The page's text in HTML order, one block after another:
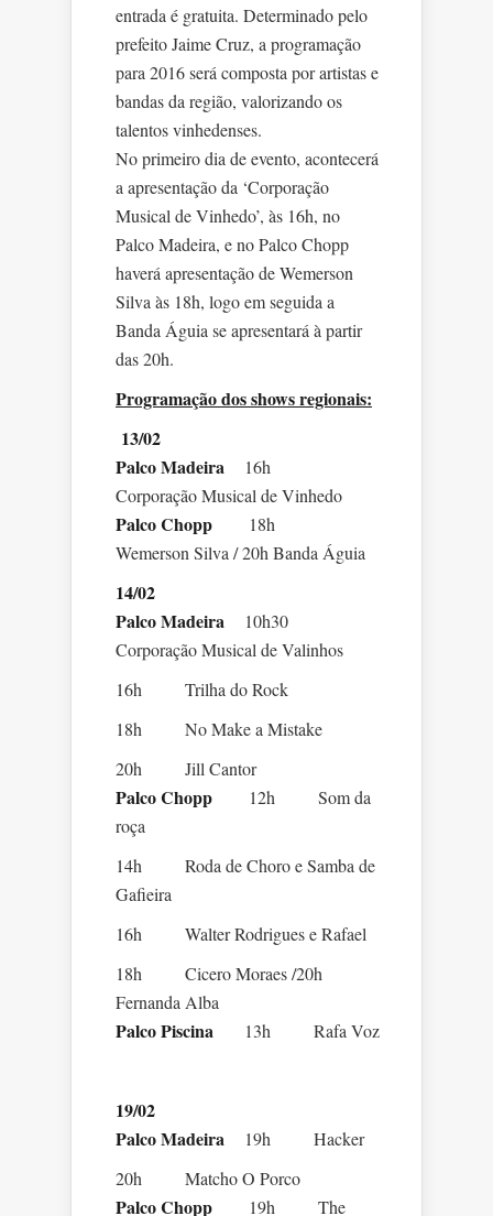
entrada é gratuita. Determinado pelo
prefeito Jaime Cruz, a programação
para 2016 será composta por artistas e
bandas da região, valorizando os
talentos vinhedenses.
No primeiro dia de evento, acontecerá
a apresentação da ‘Corporação
Musical de Vinhedo’, às 16h, no
Palco Madeira, e no Palco Chopp
haverá apresentação de Wemerson
Silva às 18h, logo em seguida a
Banda Águia se apresentará à partir
das 20h.
Programação dos shows regionais:
13/02
Palco Madeira
16h
Corporação Musical de Vinhedo
Palco Chopp
18h
Wemerson Silva / 20h Banda Águia
14/02
Palco Madeira
10h30
Corporação Musical de Valinhos
16h Trilha do Rock
18h No Make a Mistake
20h Jill Cantor
Palco Chopp
12h Som da
roça
14h Roda de Choro e Samba de
Gafieira
16h Walter Rodrigues e Rafael
18h Cicero Moraes /20h
Fernanda Alba
Palco Piscina 13h Rafa Voz
19/02
Palco Madeira
19h Hacker
20h Matcho O Porco
Palco Chopp
19h The